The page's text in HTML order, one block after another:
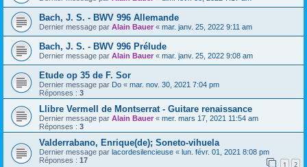
Bach, J. S. - BWV 996 Allemande
Dernier message par Alain Bauer « mar. janv. 25, 2022 9:11 am
Bach, J. S. - BWV 996 Prélude
Dernier message par Alain Bauer « mar. janv. 25, 2022 9:08 am
Etude op 35 de F. Sor
Dernier message par Do « mar. nov. 30, 2021 7:04 pm
Réponses : 3
Llibre Vermell de Montserrat - Guitare renaissance
Dernier message par Alain Bauer « mer. mars 17, 2021 11:54 am
Réponses : 3
Valderrabano, Enrique(de); Soneto-vihuela
Dernier message par lacordesilencieuse « lun. févr. 01, 2021 8:08 pm
Réponses : 17 1 2